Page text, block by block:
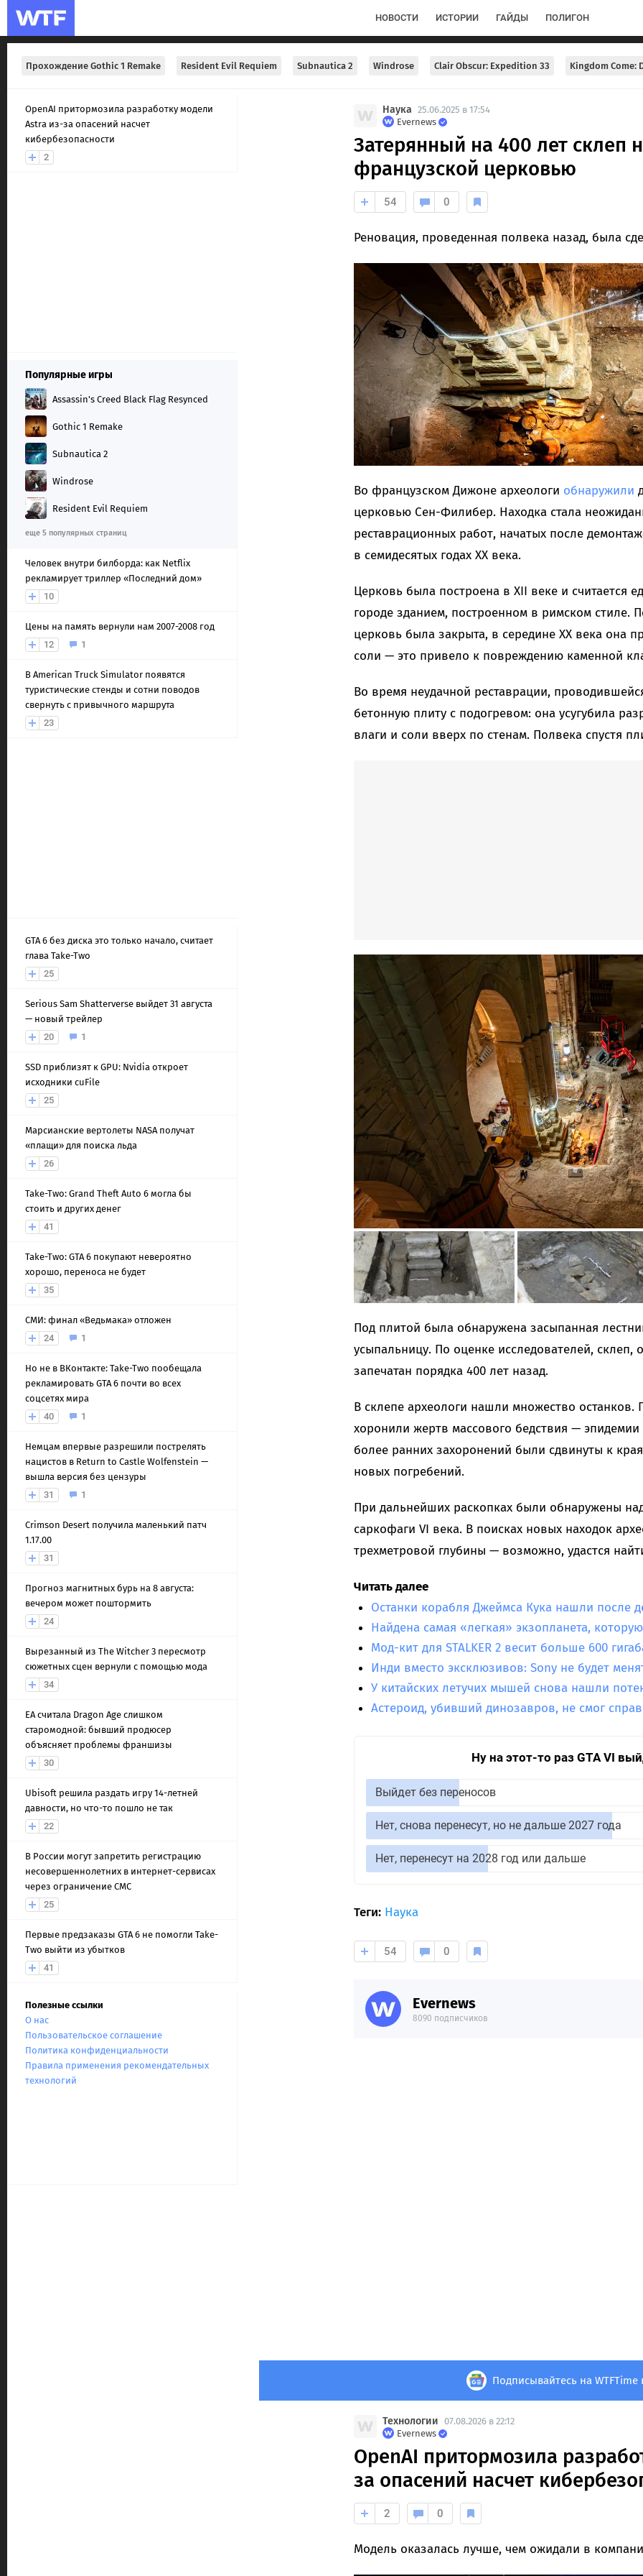
НОВОСТИ ИСТОРИИ ГАЙДЫ ПОЛИГОН
Прохождение Gothic 1 Remake Resident Evil Requiem Subnautica 2 Windrose Clair Obscur: Expedition 33 Kingdom Come:
OpenAI притормозила разработку модели
Astra из-за опасений насчет
кибербезопасности
2
Популярные игры
Assassin's Creed Black Flag Resynced
Gothic 1 Remake
Subnautica 2
Windrose
Resident Evil Requiem
еще 5 популярных страниц
Человек внутри билборда: как Netflix
рекламирует триллер «Последний дом»
10
Цены на память вернули нам 2007-2008 год
12
1
В American Truck Simulator появятся
туристические стенды и сотни поводов
свернуть с привычного маршрута
23
GTA 6 без диска это только начало, считает
глава Take-Two
25
Serious Sam Shatterverse выйдет 31 августа
— новый трейлер
20
1
SSD приблизят к GPU: Nvidia откроет
исходники cuFile
25
Марсианские вертолеты NASA получат
«плащи» для поиска льда
26
Take-Two: Grand Theft Auto 6 могла бы
стоить и других денег
41
Take-Two: GTA 6 покупают невероятно
хорошо, переноса не будет
35
СМИ: финал «Ведьмака» отложен
24
1
Но не в ВКонтакте: Take-Two пообещала
рекламировать GTA 6 почти во всех
соцсетях мира
40
1
Немцам впервые разрешили пострелять
нацистов в Return to Castle Wolfenstein —
вышла версия без цензуры
31
1
Crimson Desert получила маленький патч
1.17.00
31
Прогноз магнитных бурь на 8 августа:
вечером может поштормить
24
Вырезанный из The Witcher 3 пересмотр
сюжетных сцен вернули с помощью мода
34
EA считала Dragon Age слишком
старомодной: бывший продюсер
объясняет проблемы франшизы
30
Ubisoft решила раздать игру 14-летней
давности, но что-то пошло не так
22
В России могут запретить регистрацию
несовершеннолетних в интернет-сервисах
через ограничение СМС
25
Первые предзаказы GTA 6 не помогли Take-
Two выйти из убытков
41
Полезные ссылки
О нас
Пользовательское соглашение
Политика конфиденциальности
Правила применения рекомендательных
технологий
Наука 25.06.2025 в 17:54
Evernews
Затерянный на 400 лет склеп
французской церковью
54 0
Реновация, проведенная полвека назад, была
Во французском Дижоне археологи обнаружили
церковью Сен-Филибер. Находка стала
реставрационных работ, начатых после
в семидесятых годах XX века.
Церковь была построена в XII веке и считается
городе зданием, построенном в римском стиле.
церковь была закрыта, в середине XX века она
соли — это привело к повреждению каменной
Во время неудачной реставрации,
бетонную плиту с подогревом: она усугубила
влаги и соли вверх по стенам. Полвека спустя
Под плитой была обнаружена засыпанная
усыпальницу. По оценке исследователей,
запечатан порядка 400 лет назад.
В склепе археологи нашли множество останков.
хоронили жертв массового бедствия —
более ранних захоронений были сдвинуты к
новых погребений.
При дальнейших раскопках были обнаружены
саркофаги VI века. В поисках новых находок
трехметровой глубины — возможно, удастся
Читать далее
Останки корабля Джеймса Кука нашли после
Найдена самая «легкая» экзопланета,
Мод-кит для STALKER 2 весит больше 600
Инди вместо эксклюзивов: Sony не будет
У китайских летучих мышей снова нашли
Астероид, убивший динозавров, не смог
Ну на этот-то раз GTA VI
Выйдет без переносов
Нет, снова перенесут, но не дальше 2027 года
Нет, перенесут на 2028 год или дальше
Теги: Наука
54 0
Evernews
8090 подписчиков
Подписывайтесь на WTFTime
Технологии 07.08.2026 в 22:12
Evernews
OpenAI притормозила
за опасений насчет
2 0
Модель оказалась лучше, чем ожидали в